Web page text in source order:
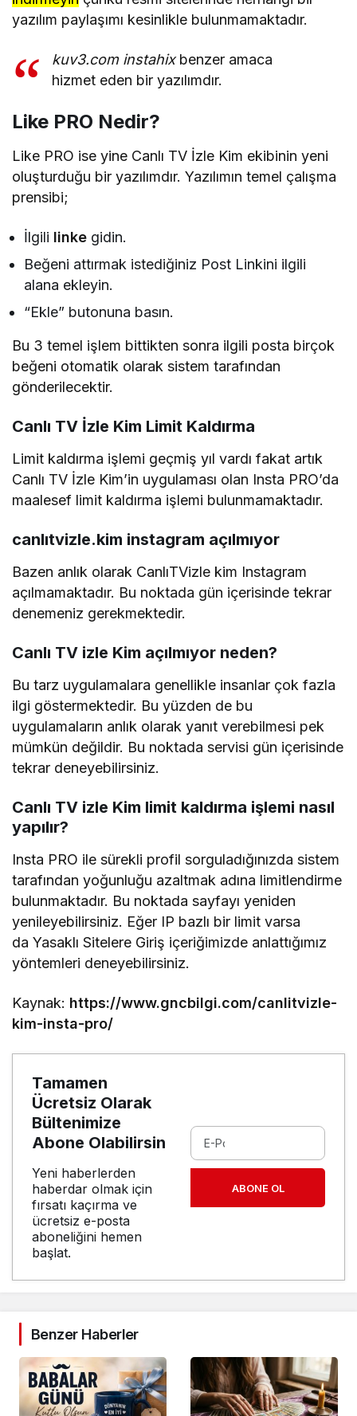
yazılım paylaşımı kesinlikle bulunmamaktadır.
kuv3.com instahixbenzer amaca
hizmet eden bir yazılımdır.
Like PRO Nedir?
Like PRO ise yine Canlı TV İzle Kim ekibinin yeni
oluşturduğu bir yazılımdır. Yazılımın temel çalışma
prensibi;
İlgili linke gidin.
Beğeni attırmak istediğiniz Post Linkini ilgili
alana ekleyin.
“Ekle” butonuna basın.
Bu 3 temel işlem bittikten sonra ilgili posta birçok
beğeni otomatik olarak sistem tarafından
gönderilecektir.
Canlı TV İzle Kim Limit Kaldırma
Limit kaldırma işlemi geçmiş yıl vardı fakat artık
Canlı TV İzle Kim’in uygulaması olan Insta PRO’da
maalesef limit kaldırma işlemi bulunmamaktadır.
canlıtvizle.kim instagram açılmıyor
Bazen anlık olarak CanlıTVizle kim Instagram
açılmamaktadır. Bu noktada gün içerisinde tekrar
denemeniz gerekmektedir.
Canlı TV izle Kim açılmıyor neden?
Bu tarz uygulamalara genellikle insanlar çok fazla
ilgi göstermektedir. Bu yüzden de bu
uygulamaların anlık olarak yanıt verebilmesi pek
mümkün değildir. Bu noktada servisi gün içerisinde
tekrar deneyebilirsiniz.
Canlı TV izle Kim limit kaldırma işlemi nasıl
yapılır?
Insta PRO ile sürekli profil sorguladığınızda sistem
tarafından yoğunluğu azaltmak adına limitlendirme
bulunmaktadır. Bu noktada sayfayı yeniden
yenileyebilirsiniz. Eğer IP bazlı bir limit varsa
da Yasaklı Sitelere Giriş içeriğimizde anlattığımız
yöntemleri deneyebilirsiniz.
Kaynak: https://www.gncbilgi.com/canlitvizle-
kim-insta-pro/
Tamamen
Ücretsiz Olarak
Bültenimize
Abone Olabilirsin
Yeni haberlerden
haberdar olmak için
fırsatı kaçırma ve
ücretsiz e-posta
aboneliğini hemen
başlat.
ABONE OL
Benzer Haberler